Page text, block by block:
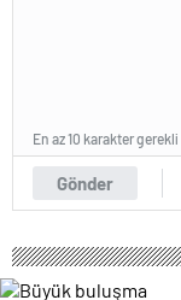
Gönder
En az 10 karakter gerekli